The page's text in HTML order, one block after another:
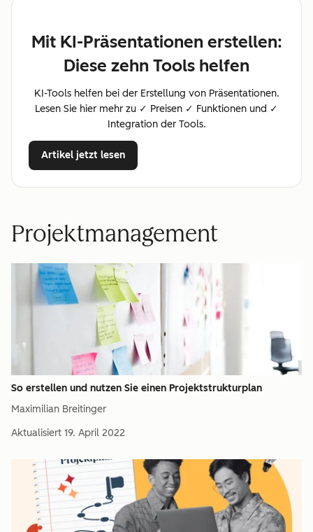
Mit KI-Präsentationen erstellen:
Diese zehn Tools helfen
KI-Tools helfen bei der Erstellung von Präsentationen.
Lesen Sie hier mehr zu ✓ Preisen ✓ Funktionen und ✓
Integration der Tools.
Artikel jetzt lesen
Projektmanagement
So erstellen und nutzen Sie einen Projektstrukturplan
Maximilian Breitinger
Aktualisiert 19. April 2022